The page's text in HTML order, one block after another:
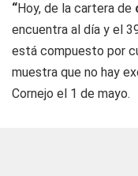
“Hoy, de la cartera de
encuentra al día y el
está compuesto por
muestra que no hay
Cornejo el 1 de mayo.